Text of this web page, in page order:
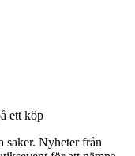
ett köp
saker. Nyheter från